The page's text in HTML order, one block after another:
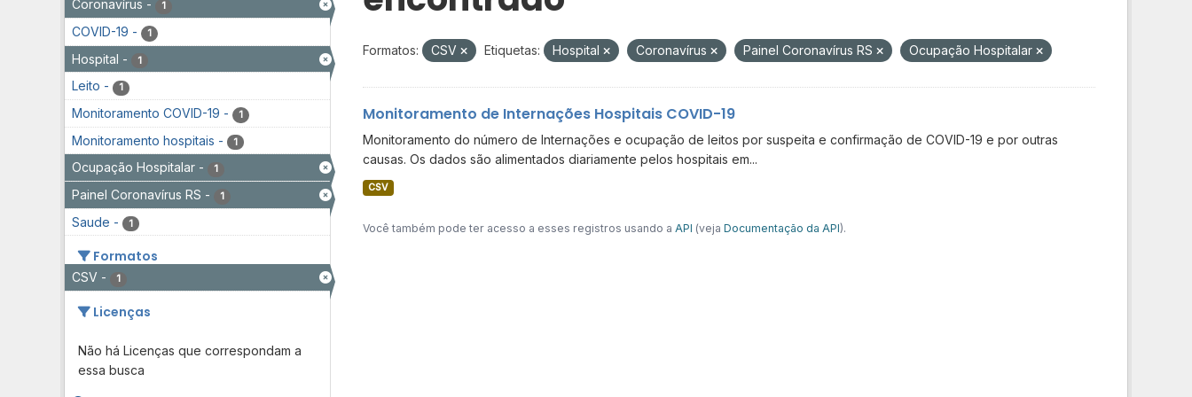
Coronavírus - 1
COVID-19 - 1
Hospital - 1
Leito - 1
Monitoramento COVID-19 - 1
Monitoramento hospitais - 1
Ocupação Hospitalar - 1
Painel Coronavírus RS - 1
Saude - 1
Formatos
CSV - 1
Licenças
Não há Licenças que correspondam a
essa busca
Formatos: CSV Etiquetas: Hospital Coronavírus Painel Coronavírus RS Ocupação Hospitalar
Monitoramento de Internações Hospitais COVID-19
Monitoramento do número de Internações e ocupação de leitos por suspeita e confirmação de COVID-19 e por outras
causas. Os dados são alimentados diariamente pelos hospitais em...
CSV
Você também pode ter acesso a esses registros usando a API (veja Documentação da API).